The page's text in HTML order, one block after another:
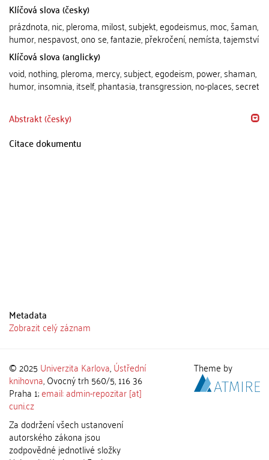
Klíčová slova (česky)
prázdnota, nic, pleroma, milost, subjekt, egodeismus, moc, šaman,
humor, nespavost, ono se, fantazie, překročení, nemísta, tajemství
Klíčová slova (anglicky)
void, nothing, pleroma, mercy, subject, egodeism, power, shaman,
humor, insomnia, itself, phantasia, transgression, no-places, secret
Abstrakt (česky)
Citace dokumentu
Metadata
Zobrazit celý záznam
© 2025 Univerzita Karlova,Ústřední
knihovna, Ovocný trh 560/5, 116 36
Praha 1;email: admin-repozitar [at]
cuni.cz
Za dodržení všech ustanovení
autorského zákona jsou
zodpovědné jednotlivé složky
Theme by